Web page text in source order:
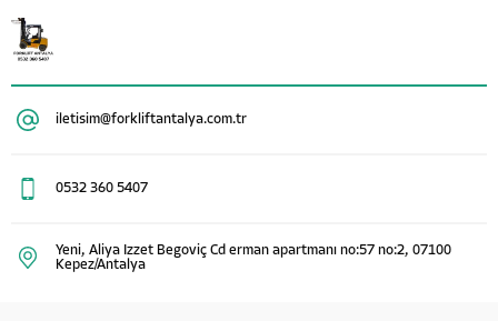
iletisim@forkliftantalya.com.tr
0532 360 5407
Yeni, Aliya Izzet Begoviç Cd erman apartmanı no:57 no:2, 07100
Kepez/Antalya